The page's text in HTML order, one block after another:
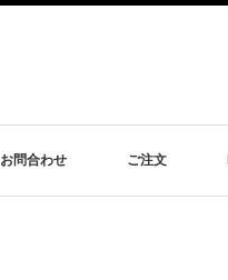
お問合わせ ご注文